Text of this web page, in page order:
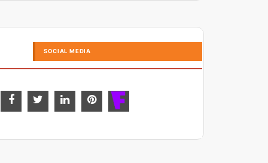
SOCIAL MEDIA